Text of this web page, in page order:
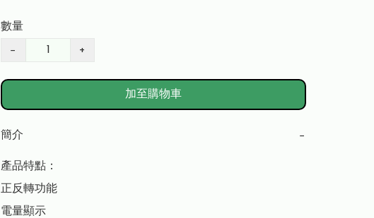
數量
− +
加至購物車
簡介 −
產品特點：
正反轉功能
電量顯示